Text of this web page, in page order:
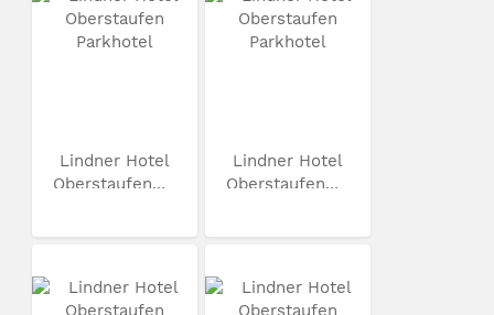
Lindner Hotel
Oberstaufen...
Lindner Hotel
Oberstaufen...